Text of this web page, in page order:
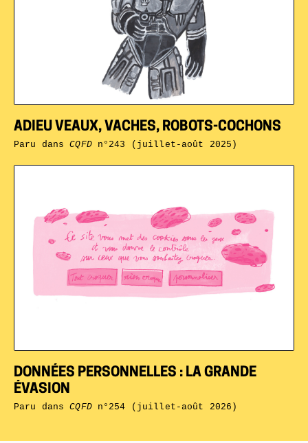
DONNÉES PERSONNELLES : LA GRANDE
ÉVASION
Paru dansCQFDn°254 (juillet-août 2026)
ADIEU VEAUX, VACHES, ROBOTS-COCHONS
Paru dansCQFDn°243 (juillet-août 2025)